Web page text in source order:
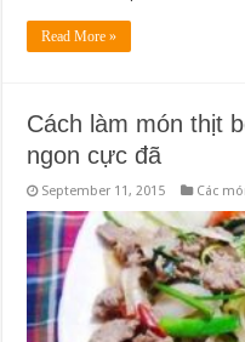
Read More »
Cách làm món thịt
ngon cực đã
September 11, 2015 Các